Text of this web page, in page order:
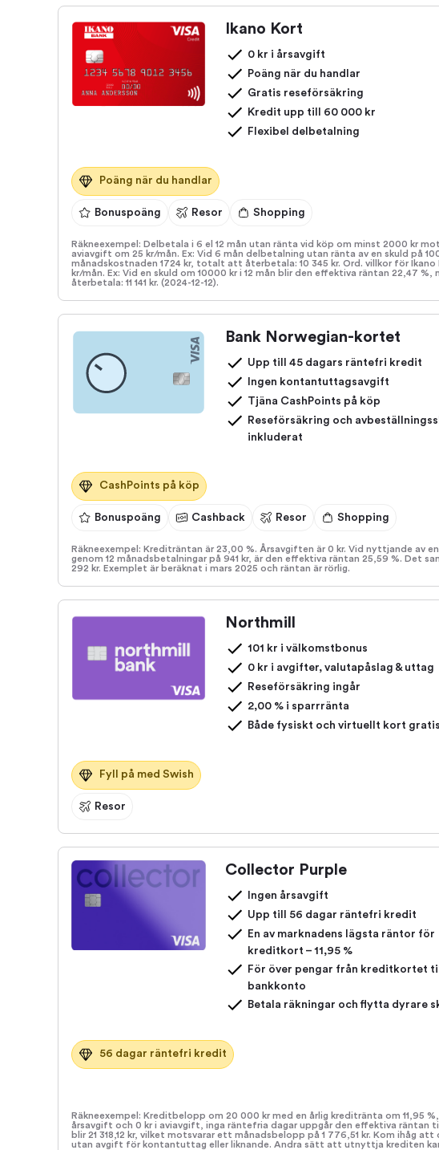
Ikano Kort
0 kr i årsavgift
Poäng när du handlar
Gratis reseförsäkring
Kredit upp till 60 000 kr
Flexibel delbetalning
Poäng när du handlar
Bonuspoäng Resor Shopping
Räkneexempel: Delbetala i 6 el 12 mån utan ränta vid köp om minst 2000 kr
aviavgift om 25 kr/mån. Ex: Vid 6 mån delbetalning utan ränta av en skuld på
månadskostnaden 1724 kr, totalt att återbetala: 10 345 kr. Ord. villkor för
kr/mån. Ex: Vid en skuld om 10000 kr i 12 mån blir den effektiva räntan 22,47
återbetala: 11 141 kr. (2024-12-12).
Bank Norwegian-kortet
Upp till 45 dagars räntefri kredit
Ingen kontantuttagsavgift
Tjäna CashPoints på köp
Reseförsäkring och
inkluderat
CashPoints på köp
Bonuspoäng Cashback Resor Shopping
Räkneexempel: Krediträntan är 23,00 %. Årsavgiften är 0 kr. Vid nyttjande av
genom 12 månadsbetalningar på 941 kr, är den effektiva räntan 25,59 %. Det
292 kr. Exemplet är beräknat i mars 2025 och räntan är rörlig.
Northmill
101 kr i välkomstbonus
0 kr i avgifter, valutapåslag & uttag
Reseförsäkring ingår
2,00 % i sparrränta
Både fysiskt och virtuellt kort gratis
Fyll på med Swish
Resor
Collector Purple
Ingen årsavgift
Upp till 56 dagar räntefri kredit
En av marknadens lägsta räntor för
kreditkort – 11,95 %
För över pengar från kreditkortet
bankkonto
Betala räkningar och flytta dyrare
56 dagar räntefri kredit
Räkneexempel: Kreditbelopp om 20 000 kr med en årlig kreditränta om 11,95
årsavgift och 0 kr i aviavgift, inga räntefria dagar uppgår den effektiva
blir 21 318,12 kr, vilket motsvarar ett månadsbelopp på 1 776,51 kr. Kom ihåg
utan avgift för kontantuttag eller liknande. Andra sätt att utnyttja krediten